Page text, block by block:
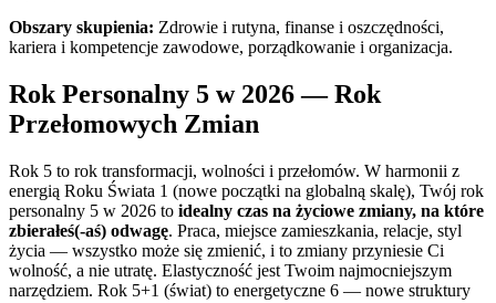
Obszary skupienia: Zdrowie i rutyna, finanse i oszczędności,
kariera i kompetencje zawodowe, porządkowanie i organizacja.
Rok Personalny 5 w 2026 — Rok
Przełomowych Zmian
Rok 5 to rok transformacji, wolności i przełomów. W harmonii z
energią Roku Świata 1 (nowe początki na globalną skalę), Twój rok
personalny 5 w 2026 to idealny czas na życiowe zmiany, na które
zbierałeś(-aś) odwagę. Praca, miejsce zamieszkania, relacje, styl
życia — wszystko może się zmienić, i to zmiany przyniesie Ci
wolność, a nie utratę. Elastyczność jest Twoim najmocniejszym
narzędziem. Rok 5+1 (świat) to energetyczne 6 — nowe struktury